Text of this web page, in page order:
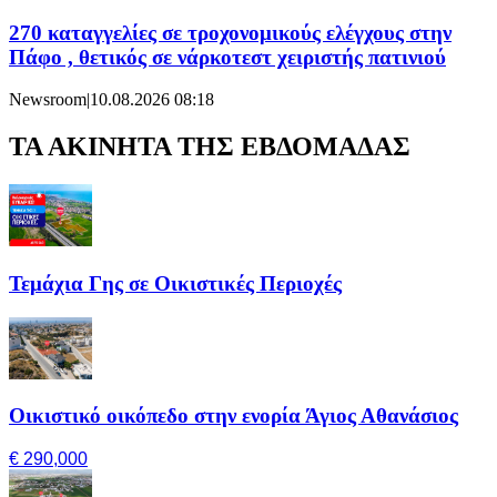
270 καταγγελίες σε τροχονομικούς ελέγχους στην
Πάφο , θετικός σε νάρκοτεστ χειριστής πατινιού
Newsroom|10.08.2026 08:18
ΤΑ ΑΚΙΝΗΤΑ ΤΗΣ ΕΒΔΟΜΑΔΑΣ
Τεμάχια Γης σε Οικιστικές Περιοχές
Οικιστικό οικόπεδο στην ενορία Άγιος Αθανάσιος
€ 290,000